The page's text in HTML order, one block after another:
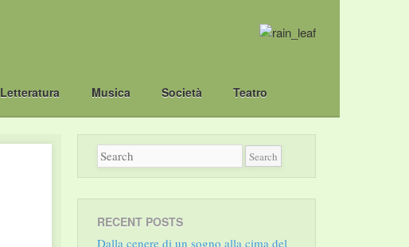
Letteratura Musica Società Teatro
RECENT POSTS
Dalla cenere di un sogno alla cima del